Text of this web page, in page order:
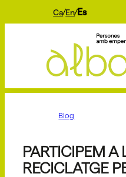
Ca En Es
Blog
PARTICIPEM A
RECICLATGE